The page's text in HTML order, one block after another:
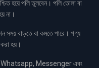
হয়ে পলি তুলবেন। পলি তোলা বা
না।
সময় বাড়তে বা কমতে পারে। পণ্য
করা হয়।
Whatsapp, Messenger এবং